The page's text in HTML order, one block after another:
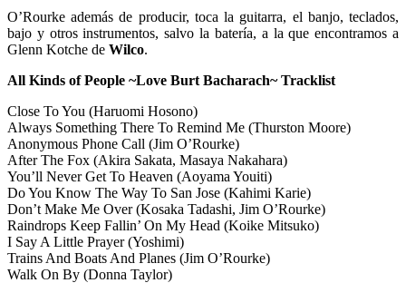
O’Rourke además de producir, toca la guitarra, el banjo, teclados,
bajo y otros instrumentos, salvo la batería, a la que encontramos a
Glenn Kotche de Wilco.
All Kinds of People ~Love Burt Bacharach~ Tracklist
Close To You (Haruomi Hosono)
Always Something There To Remind Me (Thurston Moore)
Anonymous Phone Call (Jim O’Rourke)
After The Fox (Akira Sakata, Masaya Nakahara)
You’ll Never Get To Heaven (Aoyama Youiti)
Do You Know The Way To San Jose (Kahimi Karie)
Don’t Make Me Over (Kosaka Tadashi, Jim O’Rourke)
Raindrops Keep Fallin’ On My Head (Koike Mitsuko)
I Say A Little Prayer (Yoshimi)
Trains And Boats And Planes (Jim O’Rourke)
Walk On By (Donna Taylor)